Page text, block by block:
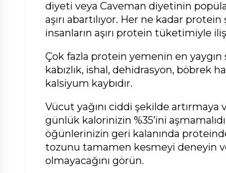
diyeti veya Caveman diyetinin
aşırı abartılıyor. Her ne kadar
insanların aşırı protein tüketimiyle
Çok fazla protein yemenin en yaygın
kabızlık, ishal, dehidrasyon, böbrek
kalsiyum kaybıdır.
Vücut yağını ciddi şekilde artırmaya
günlük kalorinizin %35’ini
öğünlerinizin geri kalanında
tozunu tamamen kesmeyi deneyin
olmayacağını görün.